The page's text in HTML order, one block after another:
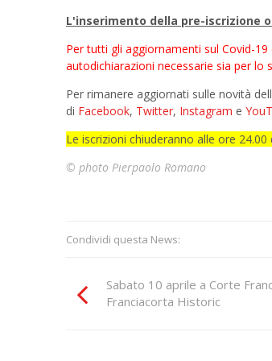
L'inserimento della pre-iscrizione
Per tutti gli aggiornamenti sul Covid-19
autodichiarazioni necessarie sia per lo
Per rimanere aggiornati sulle novità
di Facebook, Twitter, Instagram e
Le iscrizioni chiuderanno alle ore 24.00
© photo Pierpaolo Romano
Condividi questa News:
Sabato 10 aprile a Corte
Franciacorta Historic